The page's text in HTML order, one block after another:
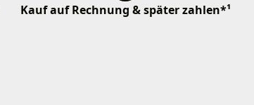
Kauf auf Rechnung & später zahlen*¹